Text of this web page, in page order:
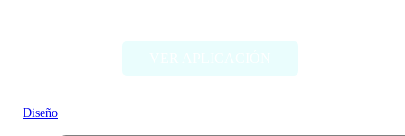
Diseño